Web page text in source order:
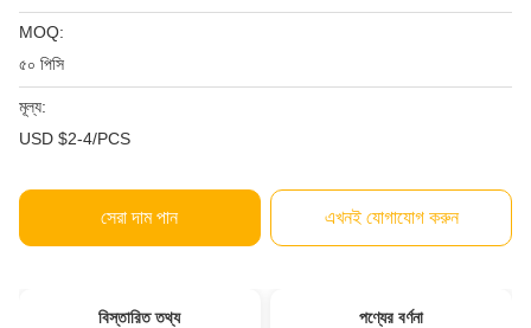
MOQ:
৫০ পিসি
মূল্য:
USD $2-4/PCS
সেরা দাম পান এখনই যোগাযোগ করুন
বিস্তারিত তথ্য পণ্যের বর্ণনা